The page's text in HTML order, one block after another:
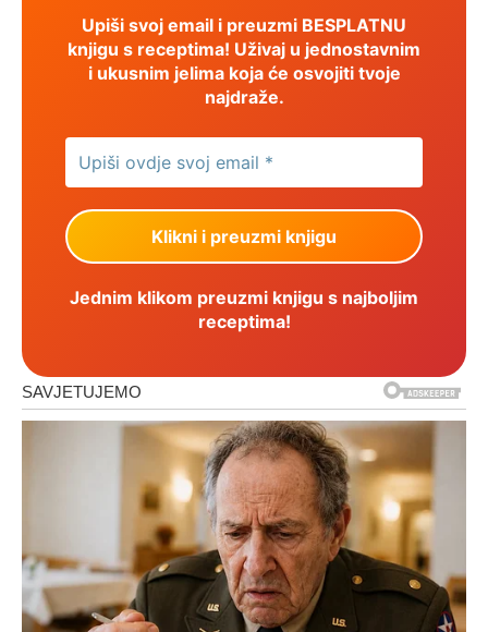
Upiši svoj email i preuzmi BESPLATNU
knjigu s receptima! Uživaj u jednostavnim
i ukusnim jelima koja će osvojiti tvoje
najdraže.
Jednim klikom preuzmi knjigu s najboljim
receptima!